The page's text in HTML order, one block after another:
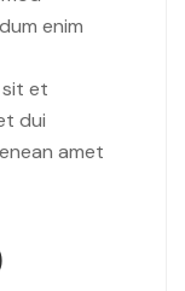
enim
sit et
dui
amet